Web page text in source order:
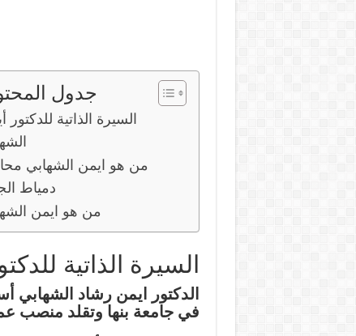
جدول
السيرة الذاتية للدكتور
من هو ايمن الشهابي
دمياط
من هو ايمن
السيرة الذاتية
الدكتور ايمن رشاد الشهابي
في جامعة بنها وتقلد منصب عميد